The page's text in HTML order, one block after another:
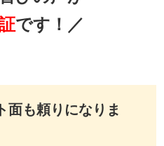
です！／
面も頼りになりま